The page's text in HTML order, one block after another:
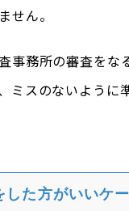
せん。
事務所の審査をな
ミスのないように
した方がいいケ